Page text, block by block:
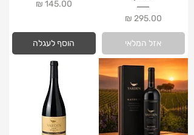
מחיר
אזל המלאי
מחיר
הוסף לעגלה